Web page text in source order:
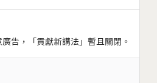
告，「貢獻新講法」暫且關閉。